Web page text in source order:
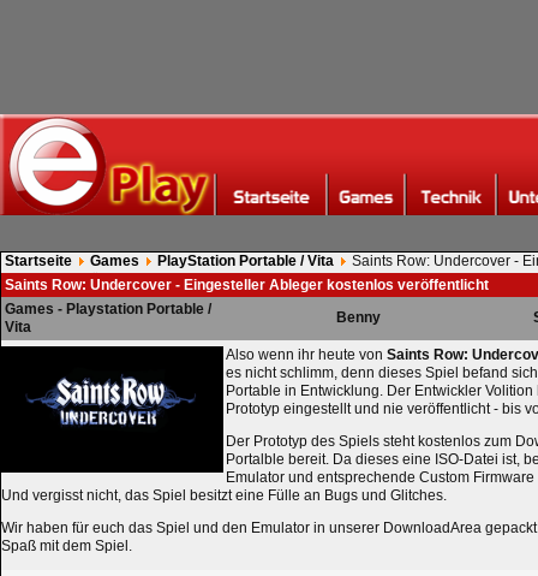
Startseite Games PlayStation Portable / Vita
Saints Row: Undercover -
kostenlos veröffentlicht
Saints Row: Undercover - Eingesteller Ableger kostenlos veröffentlicht
Games - Playstation Portable /
Vita
Benny
Also wenn ihr heute von Saints Row:
es nicht schlimm, denn dieses Spiel befand
Portable in Entwicklung. Der Entwickler
Prototyp eingestellt und nie veröffentlicht - bis
Der Prototyp des Spiels steht kostenlos zum
Portalble bereit. Da dieses eine ISO-Datei ist,
Emulator und entsprechende Custom
Und vergisst nicht, das Spiel besitzt eine Fülle an Bugs und Glitches.
Wir haben für euch das Spiel und den Emulator in unserer DownloadArea
Spaß mit dem Spiel.